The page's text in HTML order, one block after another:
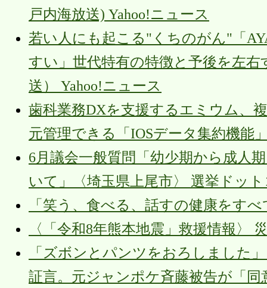
戸内海放送) Yahoo!ニュース
若い人にも起こる"くちのがん"「
すい」世代特有の特徴と予後を左
送） Yahoo!ニュース
歯科業務DXを支援するエミウム、
元管理できる「IOSデータ集約機能
6月議会一般質問「幼少期から成人
いて」〈埼玉県上尾市〉 選挙ドッ
「笑う、食べる、話すの健康をす
〈「令和8年熊本地震」救援情報〉
「ズボンとパンツをおろしました
証言。元ジャンポケ斉藤被告が「同